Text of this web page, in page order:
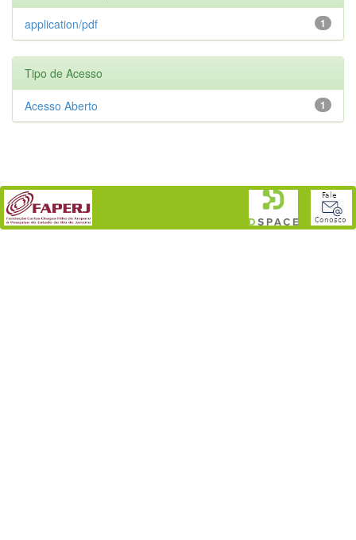
1
application/pdf
Tipo de Acesso
1
Acesso Aberto